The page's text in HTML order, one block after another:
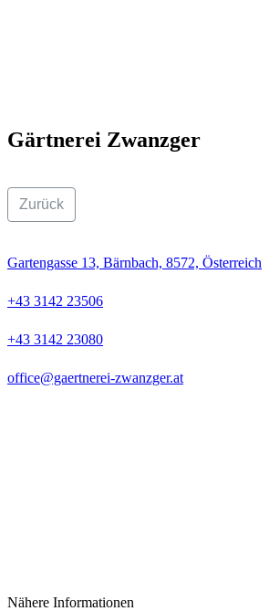
Gärtnerei Zwanzger
Zurück
Gartengasse 13, Bärnbach, 8572, Österreich
+43 3142 23506
+43 3142 23080
office@gaertnerei-zwanzger.at
Nähere Informationen